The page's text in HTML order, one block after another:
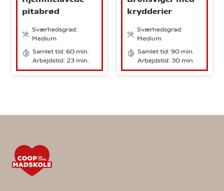
pitabrød
Sværhedsgrad:
Medium
Samlet tid: 60 min.
Arbejdstid: 23 min.
krydderier
Sværhedsgrad:
Medium
Samlet tid: 90 min.
Arbejdstid: 30 min.